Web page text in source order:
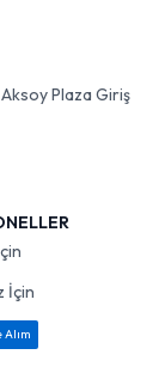
Plaza Giriş
İçin
Alım